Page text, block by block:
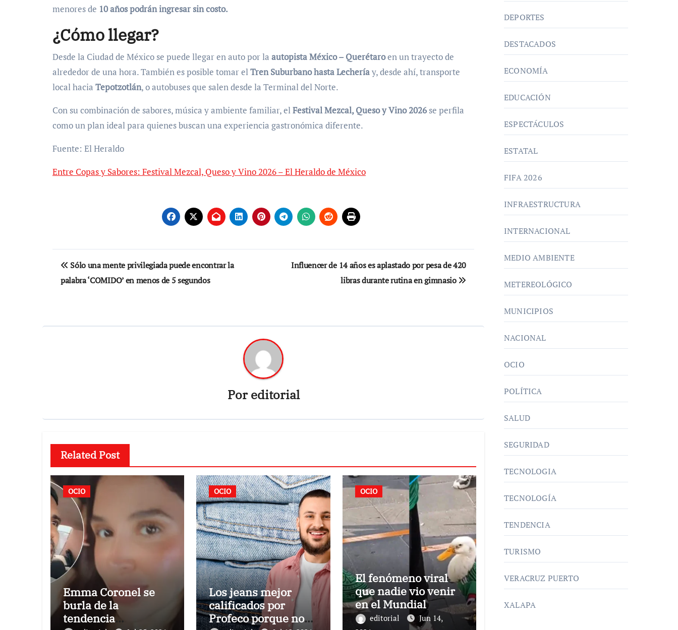
menores de 10 años podrán ingresar sin costo.
¿Cómo llegar?
Desde la Ciudad de México se puede llegar en auto por la autopista México – Querétaroen un trayecto de
alrededor de una hora. También es posible tomar elTren Suburbano hasta Lecheríay, desde ahí, transporte
local hacia Tepotzotlán, o autobuses que salen desde la Terminal del Norte.
Con su combinación de sabores, música y ambiente familiar, elFestival Mezcal, Queso y Vino 2026se perfila
como un plan ideal para quienes buscan una experiencia gastronómica diferente.
Fuente: El Heraldo
Entre Copas y Sabores: Festival Mezcal, Queso y Vino 2026 – El Heraldo de México
Navegación
de
Sólo una mente privilegiada puede encontrar la
palabra ‘COMIDO’ en menos de 5 segundos
Influencer de 14 años es aplastado por pesa de 420
libras durante rutina en gimnasio
Poreditorial
Related Post
OCIO
Emma Coronel se
burla de la
tendencia
OCIO
Los jeans mejor
calificados por
Profeco porque no
OCIO
El fenómeno viral
que nadie vio venir
en el Mundial
editorial
Jun 14,
DEPORTES
DESTACADOS
ECONOMÍA
EDUCACIÓN
ESPECTÁCULOS
ESTATAL
FIFA 2026
INFRAESTRUCTURA
INTERNACIONAL
MEDIO AMBIENTE
METEREOLÓGICO
MUNICIPIOS
NACIONAL
OCIO
POLÍTICA
SALUD
SEGURIDAD
TECNOLOGIA
TECNOLOGÍA
TENDENCIA
TURISMO
VERACRUZ PUERTO
XALAPA